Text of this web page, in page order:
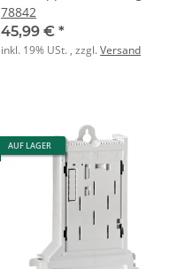
78842
45,99 € *
inkl. 19% USt. , zzgl.Versand
AUF LAGER